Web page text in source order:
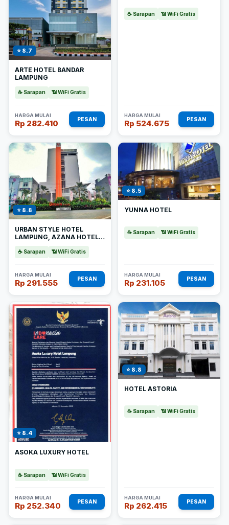
⭐ 8.7
ARTE HOTEL BANDAR
LAMPUNG
☕ Sarapan 📶 WiFi Gratis
HARGA MULAI
Rp 282.410 PESAN
☕ Sarapan 📶 WiFi Gratis
HARGA MULAI
Rp 524.675 PESAN
⭐ 8.8
URBAN STYLE HOTEL
LAMPUNG, AZANA HOTELS
☕ Sarapan 📶 WiFi Gratis
HARGA MULAI
Rp 291.555 PESAN
⭐ 8.5
YUNNA HOTEL
☕ Sarapan 📶 WiFi Gratis
HARGA MULAI
Rp 231.105 PESAN
⭐ 8.4
ASOKA LUXURY HOTEL
☕ Sarapan 📶 WiFi Gratis
HARGA MULAI
Rp 252.340 PESAN
⭐ 8.8
HOTEL ASTORIA
☕ Sarapan 📶 WiFi Gratis
HARGA MULAI
Rp 262.415 PESAN